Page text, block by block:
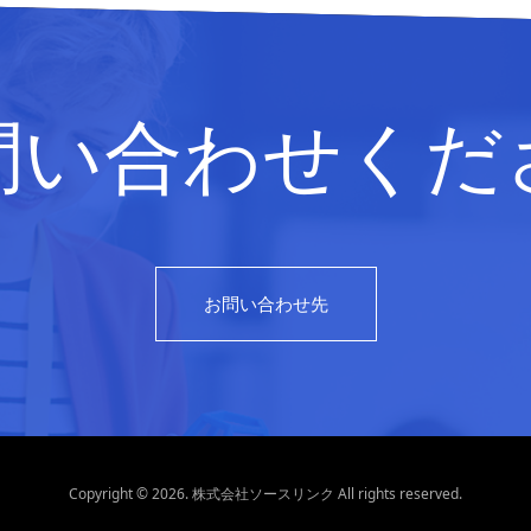
合わせく
お問い合わせ先
Copyright © 2026. 株式会社ソースリンク All rights reserved.